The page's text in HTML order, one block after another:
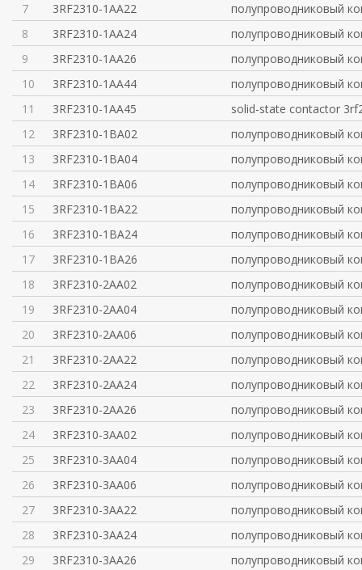
7
3RF2310-1AA22
полупроводниковый
8
3RF2310-1AA24
полупроводниковый
9
3RF2310-1AA26
полупроводниковый
10
3RF2310-1AA44
полупроводниковый
11
3RF2310-1AA45
solid-state contactor
12
3RF2310-1BA02
полупроводниковый
13
3RF2310-1BA04
полупроводниковый
14
3RF2310-1BA06
полупроводниковый
15
3RF2310-1BA22
полупроводниковый
16
3RF2310-1BA24
полупроводниковый
17
3RF2310-1BA26
полупроводниковый
18
3RF2310-2AA02
полупроводниковый
19
3RF2310-2AA04
полупроводниковый
20
3RF2310-2AA06
полупроводниковый
21
3RF2310-2AA22
полупроводниковый
22
3RF2310-2AA24
полупроводниковый
23
3RF2310-2AA26
полупроводниковый
24
3RF2310-3AA02
полупроводниковый
25
3RF2310-3AA04
полупроводниковый
26
3RF2310-3AA06
полупроводниковый
27
3RF2310-3AA22
полупроводниковый
28
3RF2310-3AA24
полупроводниковый
29
3RF2310-3AA26
полупроводниковый